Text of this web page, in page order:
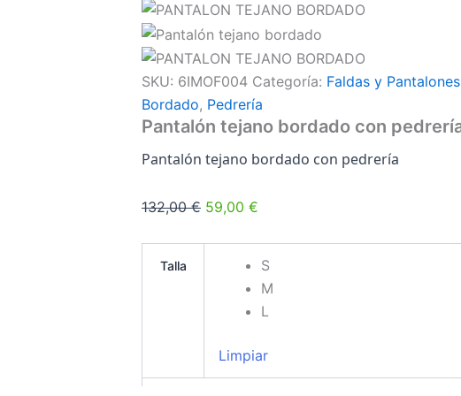
SKU: 6IMOF004 Categoría: Faldas y Pantalones
Bordado, Pedrería
Pantalón tejano bordado con
Pantalón tejano bordado con pedrería
132,00€ 59,00 €
Talla
S
M
L
Limpiar